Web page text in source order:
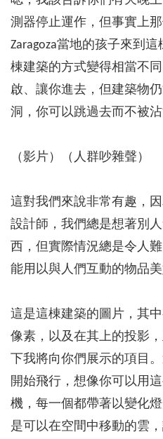
測器停止運作，但事實上
Zaragoza當地的孩子來到
棟建築的方式變得相當不
啟、讓你進去，但建築物
洞，你可以跳過去而不被沾
（影片）（人群吵雜聲）
這對我們來說非常有趣，
設計師，我們總是想著別
西，但實際情況總是令人
能用以與人們互動的物品美
這是這棟建築的圖片，其
像素，以及在其上的投影
下我將向你們展示的項目
開始飛行，想像你可以用
機，每一個都帶著以變化
是可以在空間中移動的雲，